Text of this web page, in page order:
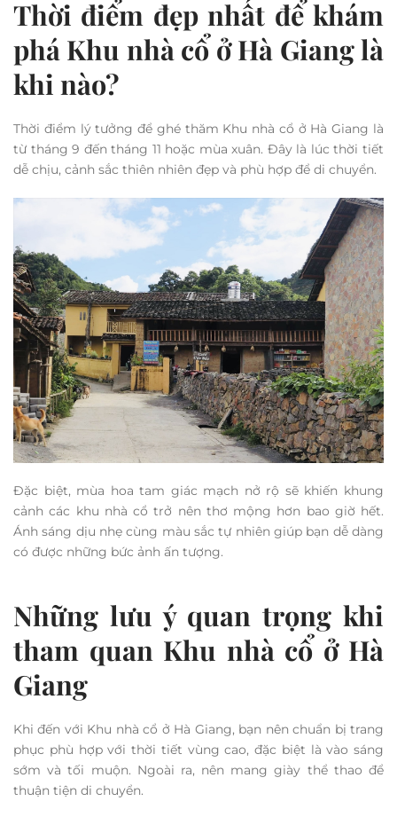
Thời điểm đẹp nhất để khám
phá Khu nhà cổ ở Hà Giang là
khi nào?
Thời điểm lý tưởng để ghé thăm Khu nhà cổ ở Hà Giang là
từ tháng 9 đến tháng 11 hoặc mùa xuân. Đây là lúc thời tiết
dễ chịu, cảnh sắc thiên nhiên đẹp và phù hợp để di chuyển.
Đặc biệt, mùa hoa tam giác mạch nở rộ sẽ khiến khung
cảnh các khu nhà cổ trở nên thơ mộng hơn bao giờ hết.
Ánh sáng dịu nhẹ cùng màu sắc tự nhiên giúp bạn dễ dàng
có được những bức ảnh ấn tượng.
Những lưu ý quan trọng khi
tham quan Khu nhà cổ ở Hà
Giang
Khi đến với Khu nhà cổ ở Hà Giang, bạn nên chuẩn bị trang
phục phù hợp với thời tiết vùng cao, đặc biệt là vào sáng
sớm và tối muộn. Ngoài ra, nên mang giày thể thao để
thuận tiện di chuyển.